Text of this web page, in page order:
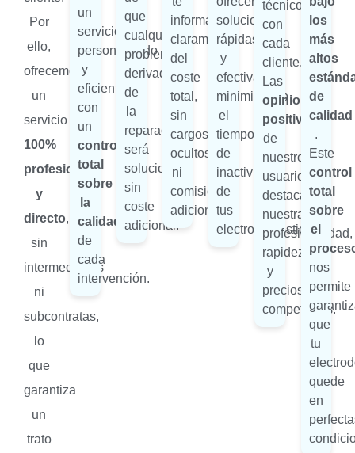
Por
ello,
ofrecemos
un
servicio
100%
profesional
y
directo,
sin
intermediarios
ni
subcontratas,
lo
que
garantiza
un
trato
un
servicio
personalizado
y
eficiente,
con
un
control
total
sobre
la
calidad
de
cada
intervención.
que
cualquier
problema
derivado
de
la
reparación
será
solucionado
sin
coste
adicional.
informamos
claramente
del
coste
total,
sin
cargos
ocultos
ni
comisiones
adicionales.
soluciones
rápidas
y
efectivas,
minimizando
el
tiempo
de
inactividad
de
tus
electrodomésticos.
técnicos
con
cada
cliente.
Las
opiniones
positivas
de
nuestros
usuarios
destacan
nuestra
profesionalidad,
rapidez
y
precios
competitivos.
los
más
altos
de
calidad
.
Este
control
total
sobre
el
nos
permite
que
tu
quede
en